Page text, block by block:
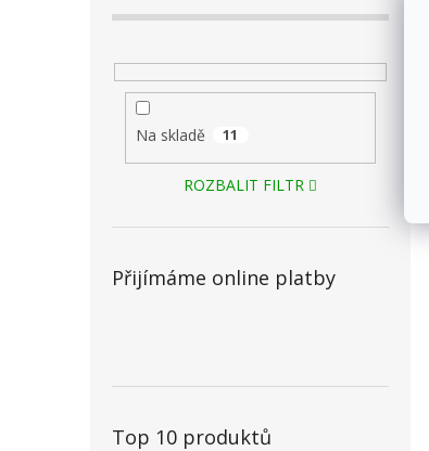
Na skladě 11
ROZBALIT FILTR
Přijímáme online platby
Top 10 produktů